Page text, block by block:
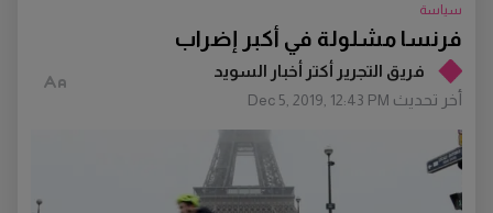
فريق التجرير أكتر أخبار السويد
أخر تحديث Dec 5, 2019, 12:43 PM
فرنسا مشلولة في أكبر إضراب
سياسة